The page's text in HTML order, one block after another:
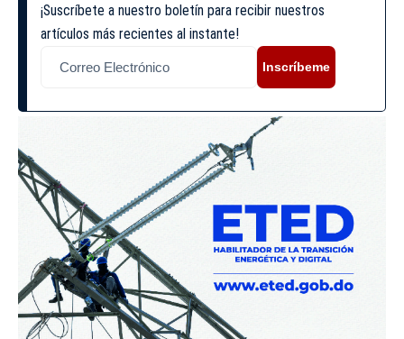
¡Suscríbete a nuestro boletín para recibir nuestros
artículos más recientes al instante!
Inscríbeme